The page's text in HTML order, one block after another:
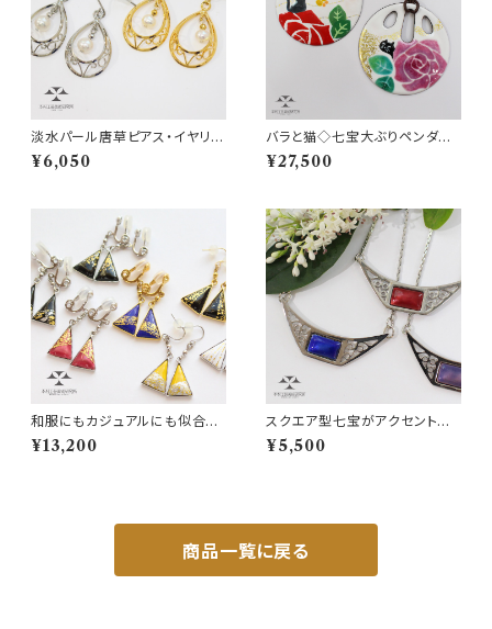
淡水パール唐草ピアス・イヤリン
グ◆デイリー仕様 A fresh w
ater pearl piercings with ar
¥6,050
バラと猫◇七宝大ぶりペンダン
ト
¥27,500
和服にもカジュアルにも似合う！
カラー豊富な三角七宝ピアス・
イヤリング
¥13,200
スクエア型七宝がアクセントに
◆唐草七宝チョーカー
¥5,500
商品一覧に戻る